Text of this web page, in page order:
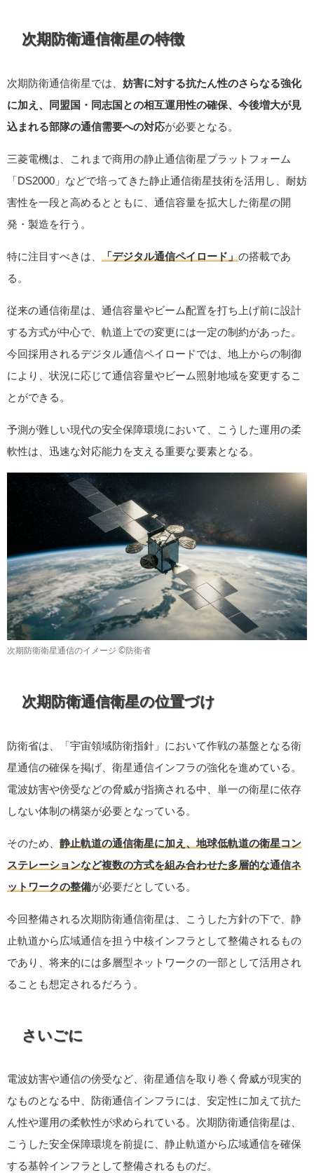
次期防衛通信衛星の特徴
次期防衛通信衛星では、 妨害に対する抗たん性のさらなる強化
に加え、同盟国・同志国との相互運用性の確保、今後増大が見
込まれる部隊の通信需要への対応が必要となる。
三菱電機は、これまで商用の静止通信衛星プラットフォーム
「DS2000」などで培ってきた静止通信衛星技術を活用し、耐妨
害性を一段と高めるとともに、通信容量を拡大した衛星の開
発・製造を行う。
特に注目すべきは、 「デジタル通信ペイロード」 の搭載であ
る。
従来の通信衛星は、通信容量やビーム配置を打ち上げ前に設計
する方式が中心で、軌道上での変更には一定の制約があった。
今回採用されるデジタル通信ペイロードでは、地上からの制御
により、状況に応じて通信容量やビーム照射地域を変更するこ
とができる。
予測が難しい現代の安全保障環境において、こうした運用の柔
軟性は、迅速な対応能力を支える重要な要素となる。
次期防衛衛星通信のイメージ ©防衛省
次期防衛通信衛星の位置づけ
防衛省は、「宇宙領域防衛指針」において作戦の基盤となる衛
星通信の確保を掲げ、衛星通信インフラの強化を進めている。
電波妨害や傍受などの脅威が指摘される中、単一の衛星に依存
しない体制の構築が必要となっている。
そのため、 静止軌道の通信衛星に加え、地球低軌道の衛星コン
ステレーションなど複数の方式を組み合わせた多層的な通信ネ
ットワークの整備が必要だとしている。
今回整備される次期防衛通信衛星は、こうした方針の下で、静
止軌道から広域通信を担う中核インフラとして整備されるもの
であり、将来的には多層型ネットワークの一部として活用され
ることも想定されるだろう。
さいごに
電波妨害や通信の傍受など、衛星通信を取り巻く脅威が現実的
なものとなる中、防衛通信インフラには、安定性に加えて抗た
ん性や運用の柔軟性が求められている。次期防衛通信衛星は、
こうした安全保障環境を前提に、静止軌道から広域通信を確保
する基幹インフラとして整備されるものだ。